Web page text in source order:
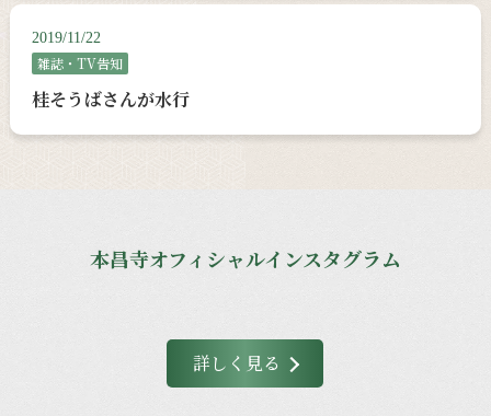
2019/11/22
雑誌・TV告知
桂そうばさんが水行
本昌寺オフィシャルインスタグラム
詳しく見る